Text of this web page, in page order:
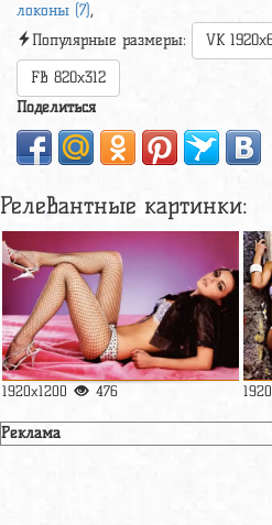
локоны (7),
Популярные размеры:
VK
FB 820x312
Поделиться
Релевантные картинки:
1920x1200 476
Реклама